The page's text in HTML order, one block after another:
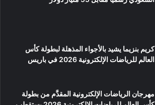
كريم بنزيما يشيد بالأجواء المذهلة لبطولة كأس
العالم للرياضات الإلكترونية 2026 في باريس
مهرجان الرياضات الإلكترونية المقدَّم من بطولة